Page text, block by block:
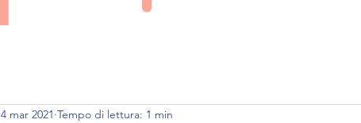
4 mar 2021 Tempo di lettura: 1 min